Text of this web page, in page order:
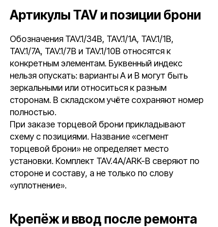
Артикулы TAV и позиции брони
Обозначения TAV.1/34B, TAV.1/1A, TAV.1/1B,
TAV.1/7A, TAV.1/7B и TAV.1/10B относятся к
конкретным элементам. Буквенный индекс
нельзя опускать: варианты A и B могут быть
зеркальными или относиться к разным
сторонам. В складском учёте сохраняют номер
полностью.
При заказе торцевой брони прикладывают
схему с позициями. Название «сегмент
торцевой брони» не определяет место
установки. Комплект TAV.4A/ARK-B сверяют по
стороне и составу, а не только по слову
«уплотнение».
Крепёж и ввод после ремонта